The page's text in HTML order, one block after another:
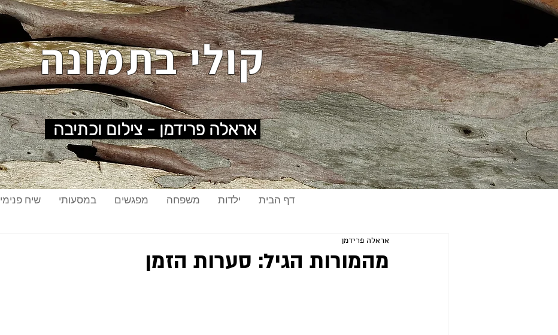
קולי בתמונה
דף הבית ילדות משפחה מפגשים במסעותי שיח פנימי
מהמורות הגיל: סערות הזמן
אראלה פרידמן